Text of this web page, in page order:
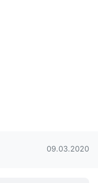
09.03.2020